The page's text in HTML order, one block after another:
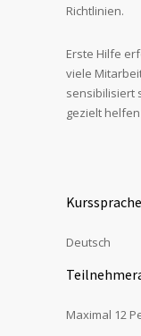
Richtlinien.
Erste Hilfe
viele
sensibilisiert
gezielt
Kurssprache
Deutsch
Maximal 12